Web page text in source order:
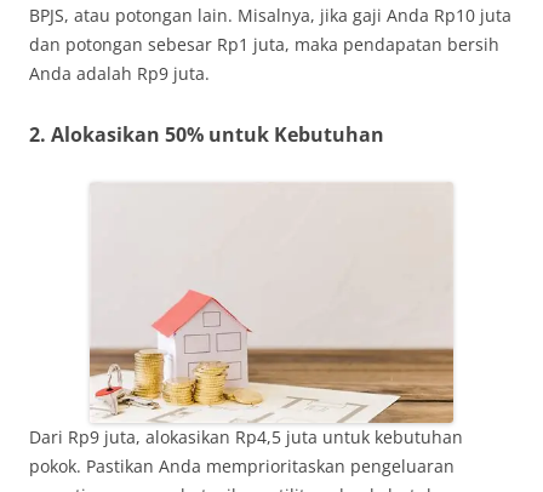
BPJS, atau potongan lain. Misalnya, jika gaji Anda Rp10 juta
dan potongan sebesar Rp1 juta, maka pendapatan bersih
Anda adalah Rp9 juta.
2. Alokasikan 50% untuk Kebutuhan
Dari Rp9 juta, alokasikan Rp4,5 juta untuk kebutuhan
pokok. Pastikan Anda memprioritaskan pengeluaran